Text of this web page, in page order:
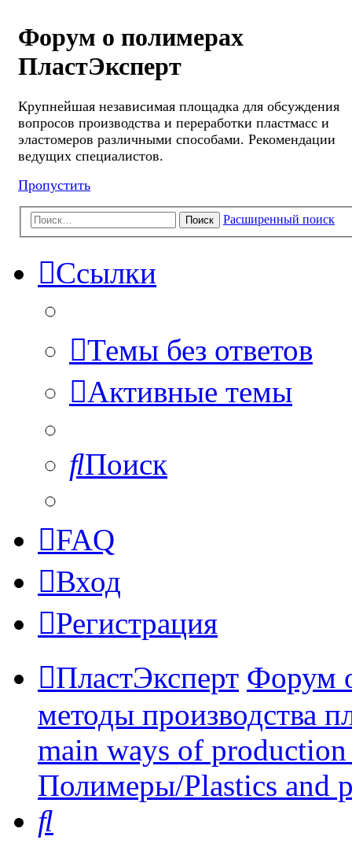
Форум о полимерах
ПластЭксперт
Крупнейшая независимая площадка для обсуждения
вопросов производства и переработки пластмасс и
эластомеров различными способами. Рекомендации
ведущих специалистов.
Пропустить
Поиск Расширенный поиск
Ссылки
Темы без ответов
Активные темы
Поиск
FAQ
Вход
Регистрация
ПластЭксперт Форум
методы производства
main ways of
Полимеры/Plastics and